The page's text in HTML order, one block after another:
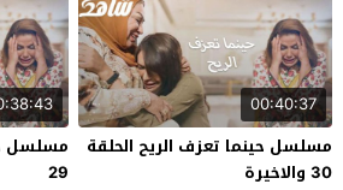
00:40:37
مسلسل حينما تعزف الريح الحلقة
30 والاخيرة
مسلسل
29